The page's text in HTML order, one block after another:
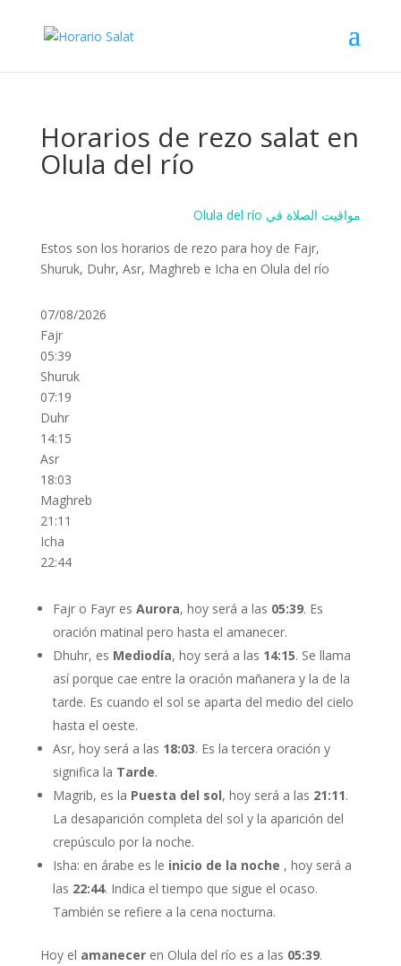
Horarios de rezo salat en
Olula del río
Olula del río مواقيت الصلاة في
Estos son los horarios de rezo para hoy de Fajr,
Shuruk, Duhr, Asr, Maghreb e Icha en Olula del río
07/08/2026
Fajr
05:39
Shuruk
07:19
Duhr
14:15
Asr
18:03
Maghreb
21:11
Icha
22:44
Fajr o Fayr es Aurora, hoy será a las 05:39. Es
oración matinal pero hasta el amanecer.
Dhuhr, es Mediodía, hoy será a las 14:15. Se llama
así porque cae entre la oración mañanera y la de la
tarde. Es cuando el sol se aparta del medio del cielo
hasta el oeste.
Asr, hoy será a las 18:03. Es la tercera oración y
significa la Tarde.
Magrib, es la Puesta del sol, hoy será a las 21:11.
La desaparición completa del sol y la aparición del
crepúsculo por la noche.
Isha: en árabe es le inicio de la noche , hoy será a
las 22:44. Indica el tiempo que sigue el ocaso.
También se refiere a la cena nocturna.
Hoy el amaneceren Olula del río es a las 05:39.